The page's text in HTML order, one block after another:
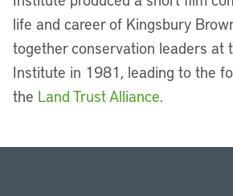
life and career of Kingsbury
together conservation leaders at
Institute in 1981, leading to the
the Land Trust Alliance.